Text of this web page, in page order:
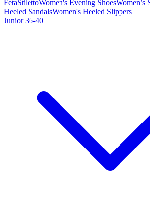
FetaStilettoWomen's Evening ShoesWomen’s
Heeled SandalsWomen's Heeled Slippers
Junior 36-40